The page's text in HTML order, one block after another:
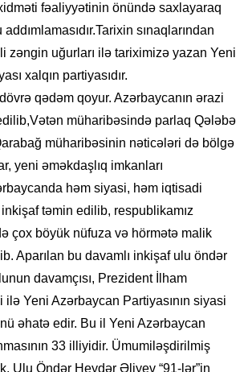
fəaliyyətinin önündə saxlayaraq
sınaqlarından
zəngin uğurları ilə tariximizə yazan Yeni
xalqın partiyasıdır.
qədəm qoyur. Azərbaycanın ərazi
müharibəsində parlaq Qələbə
müharibəsinin nəticələri də bölgə
yeni əməkdaşlıq imkanları
həm siyasi, həm iqtisadi
inkişaf təmin edilib, respublikamız
çox böyük nüfuza və hörmətə malik
Aparılan bu davamlı inkişaf ulu öndər
davamçısı, Prezident İlham
Yeni Azərbaycan Partiyasının siyasi
əhatə edir. Bu il Yeni Azərbaycan
33 illiyidir. Ümumiləşdirilmiş
Ulu Öndər Heydər Əliyev “91-lər”in